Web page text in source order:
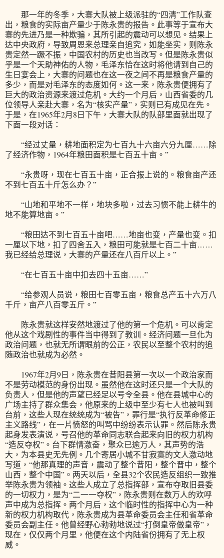
那一年的冬季，大寨大队被上级派驻的“四清”工作队查
出，粮食的实际亩产量少于陈永贵的报告。此事等于宣布大
寨的先进乃是一种欺骗，其所引起的震动可以想见。结果上
达中央政府，导致周恩来总理亲自追究，如能坐实，则陈永
贵定然一蹶不振，中国农村的历史也当改写。但是陈永贵似
乎是一个天助神佑的人物，毛泽东恰在这时将他请到自己的
生日宴会上，大寨的问题也在这一夜之间不再是粮食产量的
多少，而是对毛泽东的态度如何。这一来，陈永贵便拥有了
巨大的政治资源来渡过危机。大约一个月后，山西省委的几
位领导人亲赴大寨，名为“核实产量”，实则已有成见在先。
于是，在1965年2月8日下午，大寨大队的队部里面就出现了
下面一段对话：
“经过丈量，耕地面积定为七百九十六亩六分九厘……除
了经济作物，1964年粮田面积是七百五十亩。”
“永贵呀，现在七百五十亩，正合报上说的。粮食亩产还
不到七百五十斤怎么办？”
“山地和平地不一样，地块多啦，过去习惯不能上耕牛的
地不能算地亩。”
“粮田达不到七百五十亩吧……地亩也变，产量也变。扣
一厘以下地，扣了四舍五入，粮田可能就是七百二十亩……
我已经给总理说，大寨的产量还在八百斤以上。”
“在七百五十亩中扣去四十五亩……”
“给参观人员说，粮田七百零五亩，粮食总产五十六万八
千斤，亩产八百零五斤。”
陈永贵就这样安然地渡过了他的第一个危机。可以肯定
他从这个戏剧性的事件当中得到了教训。经济问题一旦化为
政治问题，也就无所谓眼前的公正，农民以至整个农村的追
随政治也就成为必然。
1967年2月9日，陈永贵在昔阳县第一次以一个政治家而
不是劳动模范的身份出现。虽然他在这时还只是一个大队的
负责人，但是他的声望已经足以号令全县。他在县城中心的
广场主持了群众集会，他原来的上级中至少有七人也被叫到
台前，这些人现在统统成为“被告”，罪行是“执行反革命修正
主义路线”，在一片愤怒的叫骂中纷纷表示认罪。然后陈永贵
起身发表演说，号召他的革命同志联合起来向旧的权力机构
“造反夺权”。台下群情激奋，聚众已逾万人，其声势的浩
大，为本县史无先例。几个寄居小城不甘寂寞的文人激动地
写道，“他那真理的声音，震动了整个昔阳，整个晋中，整个
山西，整个中国”。两天以后，全县32个农民造反组织一致推
举陈永贵为领袖。这些人成立了总指挥部，宣布夺取旧县委
的一切权力，是为“二一一夺权”，陈永贵则在数万人的欢呼
声中成为总指挥。两个月后，这个临时性的指挥中心为一种
新的权力机构取代，陈永贵成为县革命委员会主任和省革命
委员会副主任。他曾经野心勃勃地说过“打倒皇帝做皇帝”，
现在，仅仅两个月里，他便在这个内陆省份拥有了无上权
威。